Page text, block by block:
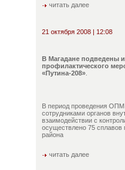
читать далее
21 октября 2008 | 12:08
В Магадане подведены
профилактического
«Путина-208»
В период проведения
сотрудниками органов
взаимодействии с
осуществлено 75 сплавов
района
читать далее